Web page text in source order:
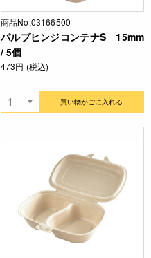
商品No.03166500
パルプヒンジコンテナS 15mm
/ 5個
473円 (税込)
買い物かごに入れる